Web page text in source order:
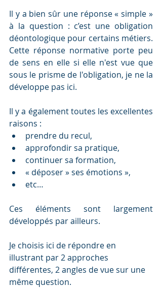
Il y a bien sûr une réponse « simple »
à la question : c’est une obligation
déontologique pour certains métiers.
Cette réponse normative porte peu
de sens en elle si elle n'est vue que
sous le prisme de l'obligation, je ne la
développe pas ici.
Il y a également toutes les excellentes
raisons :
prendre du recul,
approfondir sa pratique,
continuer sa formation,
« déposer » ses émotions »,
etc…
Ces éléments sont largement
développés par ailleurs.
Je choisis ici de répondre en
illustrant par 2 approches
différentes, 2 angles de vue sur une
même question.